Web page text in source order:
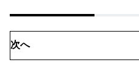
次へ